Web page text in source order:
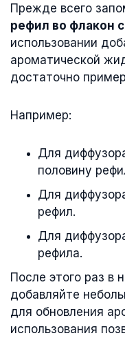
Прежде всего
рефил во флакон
использовании
ароматической
достаточно
Например:
Для
половину
Для
рефил.
Для
рефила.
После этого раз в
добавляйте
для обновления
использования